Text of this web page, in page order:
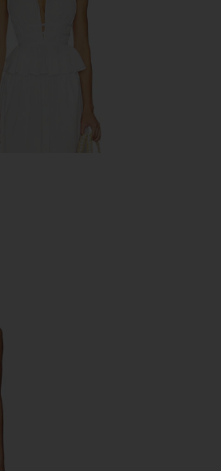
Ingrid Top